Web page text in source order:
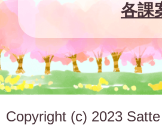
各課
Copyright (c) 2023